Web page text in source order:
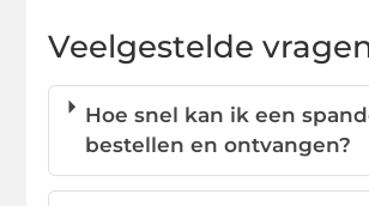
Veelgestelde
Hoe snel kan ik een
bestellen en ontvangen?